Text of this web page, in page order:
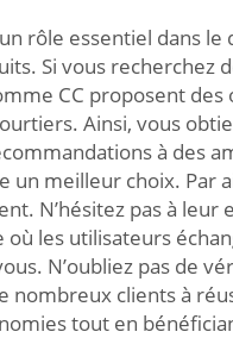
rôle essentiel dans
Si vous recherchez
CC proposent
Ainsi, vous
à des
un meilleur choix.
N’hésitez pas à
les utilisateurs
N’oubliez pas de
nombreux clients à
tout en